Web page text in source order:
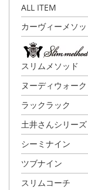
ALL ITEM
カーヴィーメソッ
スリムメソッド
ヌーディウォーク
ラックラック
土井さんシリーズ
シーミナイン
ツブナイン
スリムコーチ